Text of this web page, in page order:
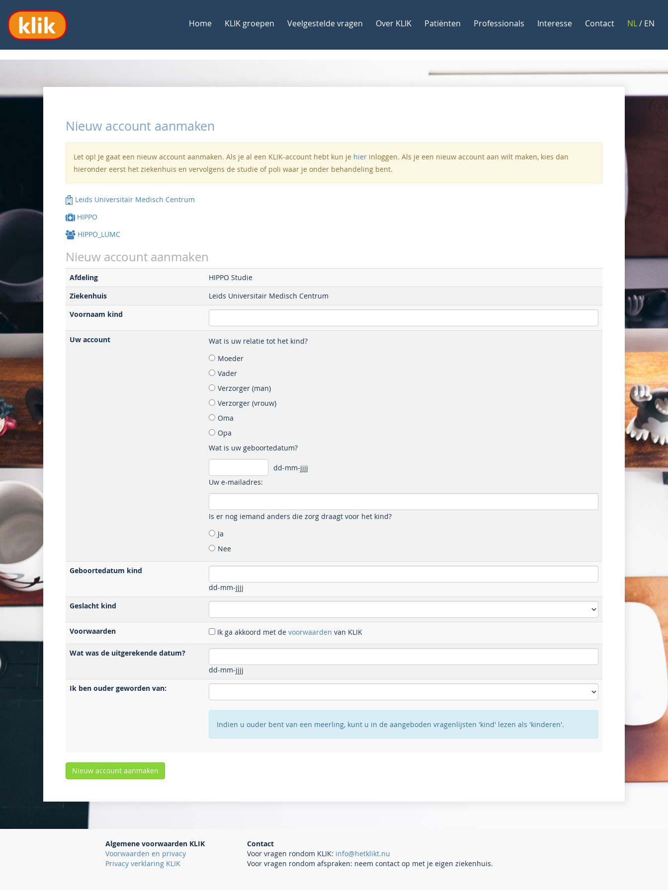
Home KLIK groepen Veelgestelde vragen Over KLIK Patiënten Professionals Interesse Contact NL/ EN
Nieuw account aanmaken
Let op! Je gaat een nieuw account aanmaken. Als je al een KLIK-account hebt kun je hier inloggen. Als je een nieuw account aan wilt maken, kies dan
hieronder eerst het ziekenhuis en vervolgens de studie of poli waar je onder behandeling bent.
Leids Universitair Medisch Centrum
HIPPO
HIPPO_LUMC
Nieuw account aanmaken
Afdeling
HIPPO Studie
Ziekenhuis
Leids Universitair Medisch Centrum
Voornaam kind
Uw account
Wat is uw relatie tot het kind?
Moeder
Vader
Verzorger (man)
Verzorger (vrouw)
Oma
Opa
Wat is uw geboortedatum?
dd-mm-jjjj
Uw e-mailadres:
Is er nog iemand anders die zorg draagt voor het kind?
Ja
Nee
Geboortedatum kind
dd-mm-jjjj
Geslacht kind
Voorwaarden Ik ga akkoord met de voorwaarden van KLIK
Wat was de uitgerekende datum?
dd-mm-jjjj
Ik ben ouder geworden van:
Indien u ouder bent van een meerling, kunt u in de aangeboden vragenlijsten 'kind' lezen als 'kinderen'.
Algemene voorwaarden KLIK
Voorwaarden en privacy
Privacy verklaring KLIK
Contact
Voor vragen rondom KLIK: info@hetklikt.nu
Voor vragen rondom afspraken: neem contact op met je eigen ziekenhuis.